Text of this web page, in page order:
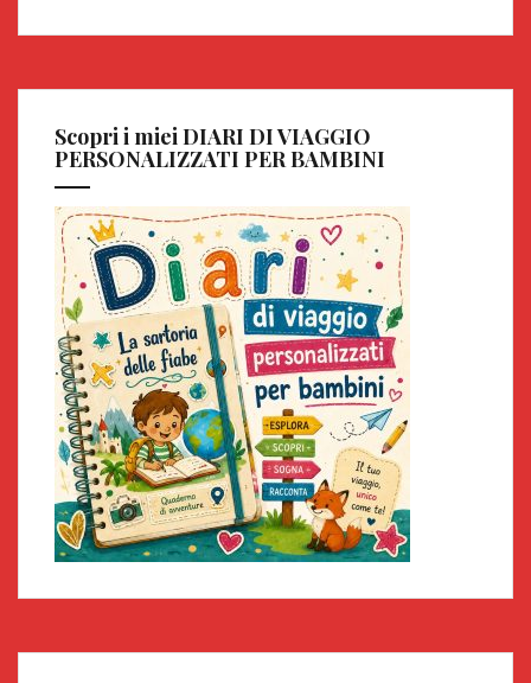
Scopri i miei DIARI DI VIAGGIO
PERSONALIZZATI PER BAMBINI